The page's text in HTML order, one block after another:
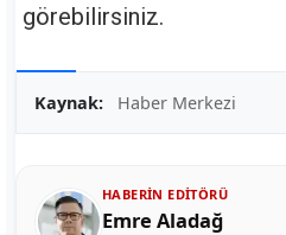
görebilirsiniz.
Kaynak: Haber Merkezi
HABERIN EDITÖRÜ
Emre Aladağ